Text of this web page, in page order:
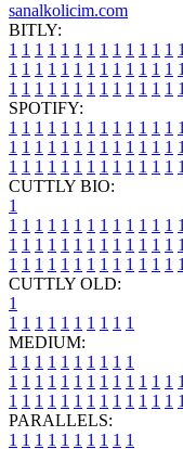
sanalkolicim.com
BITLY:
1 1 1 1 1 1 1 1 1 1 1 1 1
1 1 1 1 1 1 1 1 1 1 1 1 1
1 1 1 1 1 1 1 1 1 1 1 1 1
SPOTIFY:
1 1 1 1 1 1 1 1 1 1 1 1 1
1 1 1 1 1 1 1 1 1 1 1 1 1
1 1 1 1 1 1 1 1 1 1 1 1 1
CUTTLY BIO:
1
1 1 1 1 1 1 1 1 1 1 1 1 1
1 1 1 1 1 1 1 1 1 1 1 1 1
1 1 1 1 1 1 1 1 1 1 1 1 1
CUTTLY OLD:
1
1 1 1 1 1 1 1 1 1 1
MEDIUM:
1 1 1 1 1 1 1 1 1 1
1 1 1 1 1 1 1 1 1 1 1 1 1
1 1 1 1 1 1 1 1 1 1 1 1 1
PARALLELS:
1 1 1 1 1 1 1 1 1 1